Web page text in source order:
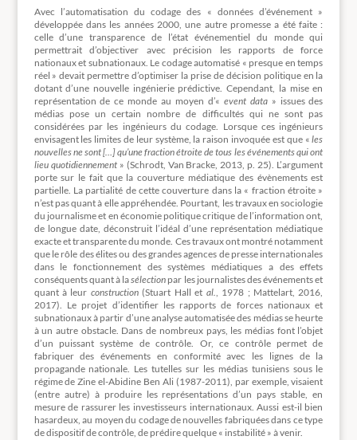
Avec l’automatisation du codage des « données d’événement »
développée dans les années 2000, une autre promesse a été faite :
celle d’une transparence de l’état événementiel du monde qui
permettrait d’objectiver avec précision les rapports de force
nationaux et subnationaux. Le codage automatisé « presque en temps
réel » devait permettre d’optimiser la prise de décision politique en la
dotant d’une nouvelle ingénierie prédictive. Cependant, la mise en
représentation de ce monde au moyen d’« event data » issues des
médias pose un certain nombre de difficultés qui ne sont pas
considérées par les ingénieurs du codage. Lorsque ces ingénieurs
envisagent les limites de leur système, la raison invoquée est que «les
nouvelles ne sont […] qu’une fraction étroite de tous les événements qui ont
lieu quotidiennement» (Schrodt, Van Bracke, 2013, p. 25). L’argument
porte sur le fait que la couverture médiatique des évènements est
partielle. La partialité de cette couverture dans la « fraction étroite »
n’est pas quant à elle appréhendée. Pourtant, les travaux en sociologie
du journalisme et en économie politique critique de l’information ont,
de longue date, déconstruit l’idéal d’une représentation médiatique
exacte et transparente du monde. Ces travaux ont montré notamment
que le rôle des élites ou des grandes agences de presse internationales
dans le fonctionnement des systèmes médiatiques a des effets
conséquents quant à lasélection par les journalistes des événements et
quant à leur construction(Stuart Hall et al., 1978 ; Mattelart, 2016,
2017). Le projet d’identifier les rapports de forces nationaux et
subnationaux à partir d’une analyse automatisée des médias se heurte
à un autre obstacle. Dans de nombreux pays, les médias font l’objet
d’un puissant système de contrôle. Or, ce contrôle permet de
fabriquer des événements en conformité avec les lignes de la
propagande nationale. Les tutelles sur les médias tunisiens sous le
régime de Zine el-Abidine Ben Ali (1987-2011), par exemple, visaient
(entre autre) à produire les représentations d’un pays stable, en
mesure de rassurer les investisseurs internationaux. Aussi est-il bien
hasardeux, au moyen du codage de nouvelles fabriquées dans ce type
de dispositif de contrôle, de prédire quelque « instabilité » à venir.